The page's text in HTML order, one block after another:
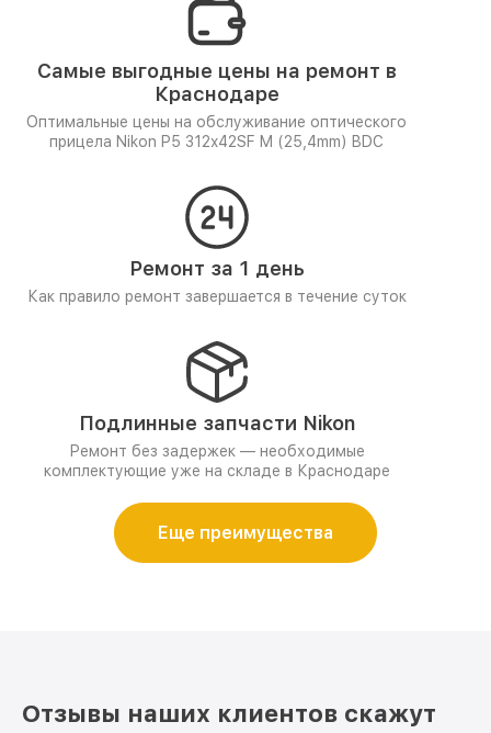
Самые выгодные цены на ремонт в
Краснодаре
Оптимальные цены на обслуживание оптического
прицела Nikon P5 312x42SF M (25,4mm) BDC
Ремонт за 1 день
Как правило ремонт завершается в течение суток
Подлинные запчасти Nikon
Ремонт без задержек — необходимые
комплектующие уже на складе в Краснодаре
Еще преимущества
Отзывы наших клиентов скажут